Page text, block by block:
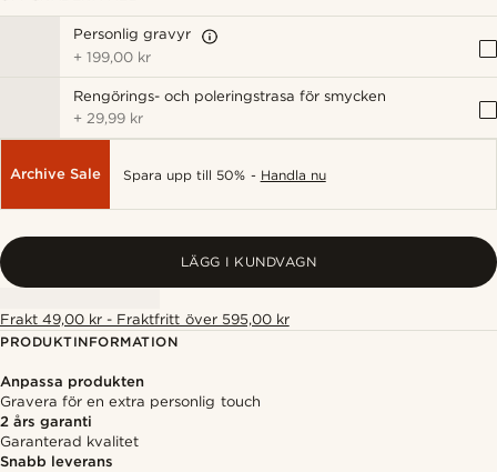
Personlig gravyr
+199,00 kr
Rengörings- och poleringstrasa för smycken
+ 29,99 kr
Archive Sale Spara upp till 50% - Handla nu
LÄGG I KUNDVAGN
Frakt 49,00 kr - Fraktfritt över 595,00 kr
PRODUKTINFORMATION
Anpassa produkten
Gravera för en extra personlig touch
2 års garanti
Garanterad kvalitet
Snabb leverans